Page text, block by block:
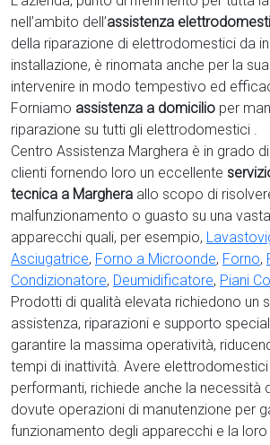
nell’ambito dell’assistenza
della riparazione di elettrodomestici da
installazione, è rinomata anche per la
intervenire in modo tempestivo ed
Forniamo assistenza a domicilio per
riparazione su tutti gli elettrodomestici .
Centro Assistenza Marghera è in grado
clienti fornendo loro un eccellente
tecnica a Marghera allo scopo di
malfunzionamento o guasto su una
apparecchi quali, per esempio,
Asciugatrice, Forno a Microonde, Forno,
Condizionatore, Deumidificatore, Piani
Prodotti di qualità elevata richiedono un
assistenza, riparazioni e supporto
garantire la massima operatività,
tempi di inattività. Avere elettrodomestici
performanti, richiede anche la necessità
dovute operazioni di manutenzione per
funzionamento degli apparecchi e la